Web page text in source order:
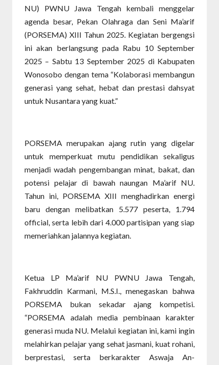
NU) PWNU Jawa Tengah kembali menggelar
agenda besar, Pekan Olahraga dan Seni Ma’arif
(PORSEMA) XIII Tahun 2025. Kegiatan bergengsi
ini akan berlangsung pada Rabu 10 September
2025 – Sabtu 13 September 2025 di Kabupaten
Wonosobo dengan tema “Kolaborasi membangun
generasi yang sehat, hebat dan prestasi dahsyat
untuk Nusantara yang kuat.”
PORSEMA merupakan ajang rutin yang digelar
untuk memperkuat mutu pendidikan sekaligus
menjadi wadah pengembangan minat, bakat, dan
potensi pelajar di bawah naungan Ma’arif NU.
Tahun ini, PORSEMA XIII menghadirkan energi
baru dengan melibatkan 5.577 peserta, 1.794
official, serta lebih dari 4.000 partisipan yang siap
memeriahkan jalannya kegiatan.
Ketua LP Ma’arif NU PWNU Jawa Tengah,
Fakhruddin Karmani, M.S.I., menegaskan bahwa
PORSEMA bukan sekadar ajang kompetisi.
“PORSEMA adalah media pembinaan karakter
generasi muda NU. Melalui kegiatan ini, kami ingin
melahirkan pelajar yang sehat jasmani, kuat rohani,
berprestasi, serta berkarakter Aswaja An-